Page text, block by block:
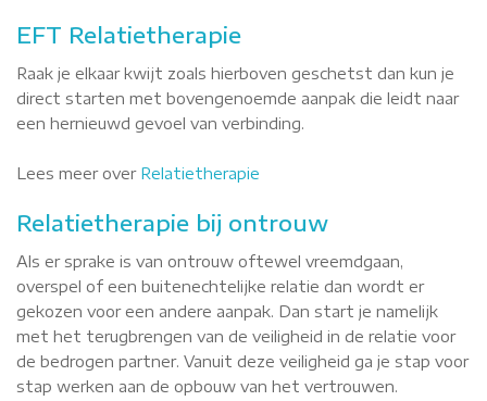
EFT Relatietherapie
Raak je elkaar kwijt zoals hierboven geschetst dan kun je
direct starten met bovengenoemde aanpak die leidt naar
een hernieuwd gevoel van verbinding.
Lees meer over Relatietherapie
Relatietherapie bij ontrouw
Als er sprake is van ontrouw oftewel vreemdgaan,
overspel of een buitenechtelijke relatie dan wordt er
gekozen voor een andere aanpak. Dan start je namelijk
met het terugbrengen van de veiligheid in de relatie voor
de bedrogen partner. Vanuit deze veiligheid ga je stap voor
stap werken aan de opbouw van het vertrouwen.